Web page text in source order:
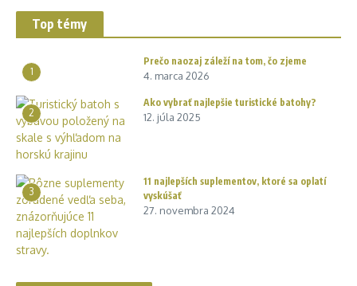
Top témy
1
Prečo naozaj záleží na tom, čo zjeme
4. marca 2026
2
Ako vybrať najlepšie turistické batohy?
12. júla 2025
3
11 najlepších suplementov, ktoré sa oplatí
vyskúšať
27. novembra 2024